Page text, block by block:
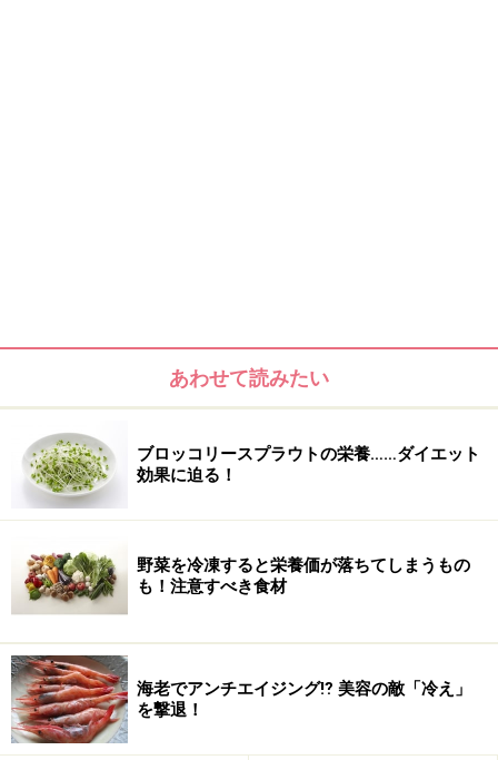
他にも、女性の場合、貧血症状が悪化したり、ホルモン
バランスが崩れることも。肌荒れや下痢、むくみ、体力
低下などの原因になることもあります。
ダイエットしてたんぱく質を極端に取らなかったりする
と、代謝が落ちてリバウンドしやすい体質になることも
しましょう。
髪にもワカメよりたんぱく質！
「髪に良い食べ物＝ワカメ」と思っていませんか？ 確か
あわせて読みたい
ブロッコリースプラウトの栄養……ダイエット
効果に迫る！
野菜を冷凍すると栄養価が落ちてしまうもの
も！注意すべき食材
海老でアンチエイジング⁉ 美容の敵「冷え」
を撃退！